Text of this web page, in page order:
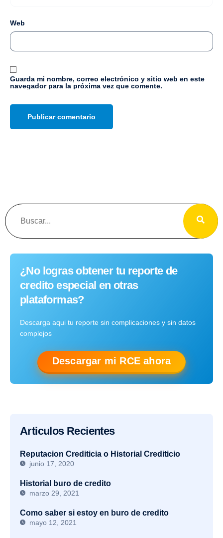
Web
Guarda mi nombre, correo electrónico y sitio web en este
navegador para la próxima vez que comente.
¿No logras obtener tu reporte de
credito especial en otras
plataformas?
Descarga aqui tu reporte sin complicaciones y sin datos
complejos
Descargar mi RCE ahora
Articulos Recientes
Reputacion Crediticia o Historial Crediticio
junio 17, 2020
Historial buro de credito
marzo 29, 2021
Como saber si estoy en buro de credito
mayo 12, 2021